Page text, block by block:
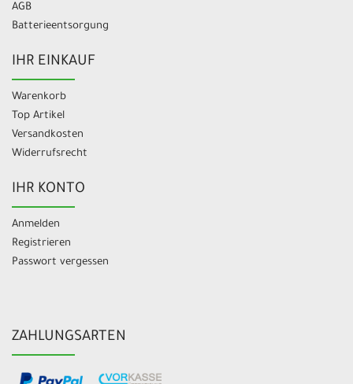
AGB
Batterieentsorgung
IHR EINKAUF
Warenkorb
Top Artikel
Versandkosten
Widerrufsrecht
IHR KONTO
Anmelden
Registrieren
Passwort vergessen
ZAHLUNGSARTEN